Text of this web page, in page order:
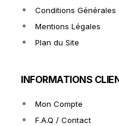
Conditions Générales
Mentions Légales
Plan du Site
INFORMATIONS
Mon Compte
F.A.Q / Contact